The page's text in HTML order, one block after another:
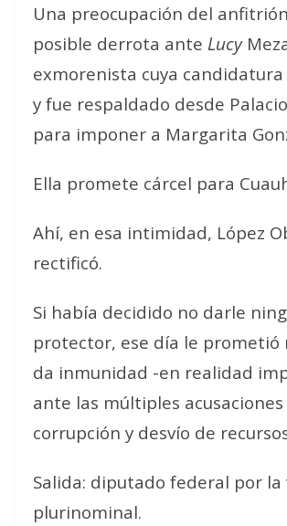
Una preocupación del
posible derrota ante Lucy
exmorenista cuya
y fue respaldado desde
para imponer a Margarita
Ella promete cárcel para
Ahí, en esa intimidad, López
rectificó.
Si había decidido no darle
protector, ese día le prometió
da inmunidad -en realidad
ante las múltiples acusaciones
corrupción y desvío de
Salida: diputado federal por la
plurinominal.